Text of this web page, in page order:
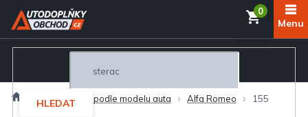
Přejít
obsah
HLEDAT
Autodoplňky podle modelu auta Alfa Romeo 155